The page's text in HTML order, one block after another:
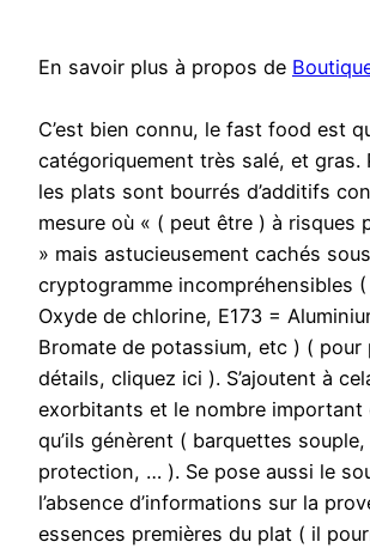
En savoir plus à propos de
C’est bien connu, le fast food est
catégoriquement très salé, et gras.
les plats sont bourrés d’additifs
mesure où « ( peut être ) à risques
» mais astucieusement cachés
cryptogramme incompréhensibles (
Oxyde de chlorine, E173 =
Bromate de potassium, etc ) ( pour
détails, cliquez ici ). S’ajoutent à
exorbitants et le nombre important
qu’ils génèrent ( barquettes
protection, … ). Se pose aussi le
l’absence d’informations sur la
essences premières du plat ( il